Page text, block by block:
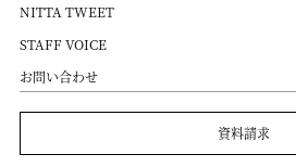
NITTA TWEET
STAFF VOICE
お問い合わせ
資料請求